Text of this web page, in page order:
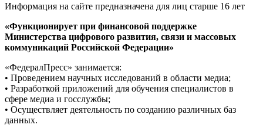
Информация на сайте предназначена для лиц старше 16 лет
«Функционирует при финансовой поддержке
Министерства цифрового развития, связи и массовых
коммуникаций Российской Федерации»
«ФедералПресс» занимается:
• Проведением научных исследований в области медиа;
• Разработкой приложений для обучения специалистов в
сфере медиа и госслужбы;
• Осуществляет деятельность по созданию различных баз
данных.